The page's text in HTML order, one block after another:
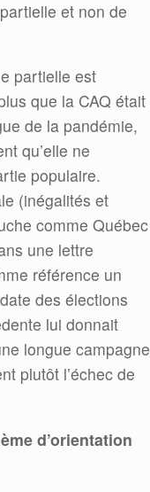
et non de
partielle est
que la CAQ était
de la pandémie,
qu’elle ne
populaire.
(inégalités et
comme Québec
une lettre
référence un
des élections
lui donnait
longue campagne
plutôt l’échec de
d’orientation